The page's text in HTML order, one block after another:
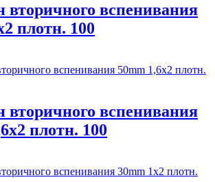
вторичного вспенивания
плотн. 100
вторичного вспенивания
плотн. 100